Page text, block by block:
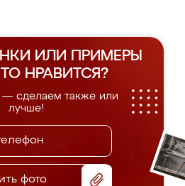
ИЛИ ПРИМЕРЫ
НРАВИТСЯ?
— сделаем также или
лучше!
фото